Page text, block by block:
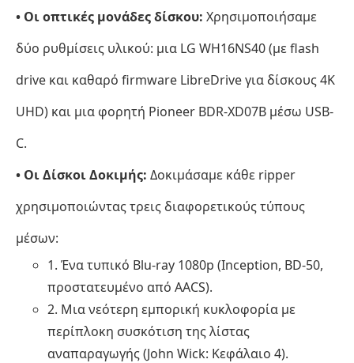
Blu-
Rippers
για
Μέρος
Πώς
αντιγράψετε
εύκολα
δίσκους
Blu-
ray
• Οι οπτικές μονάδες δίσκου: Χρησιμοποιήσαμε
δύο ρυθμίσεις υλικού: μια LG WH16NS40 (με flash
drive και καθαρό firmware LibreDrive για δίσκους 4K
UHD) και μια φορητή Pioneer BDR-XD07B μέσω USB-
C.
• Οι Δίσκοι Δοκιμής: Δοκιμάσαμε κάθε ripper
χρησιμοποιώντας τρεις διαφορετικούς τύπους
μέσων:
1. Ένα τυπικό Blu-ray 1080p (Inception, BD-50,
προστατευμένο από AACS).
2. Μια νεότερη εμπορική κυκλοφορία με
περίπλοκη συσκότιση της λίστας
αναπαραγωγής (John Wick: Κεφάλαιο 4).